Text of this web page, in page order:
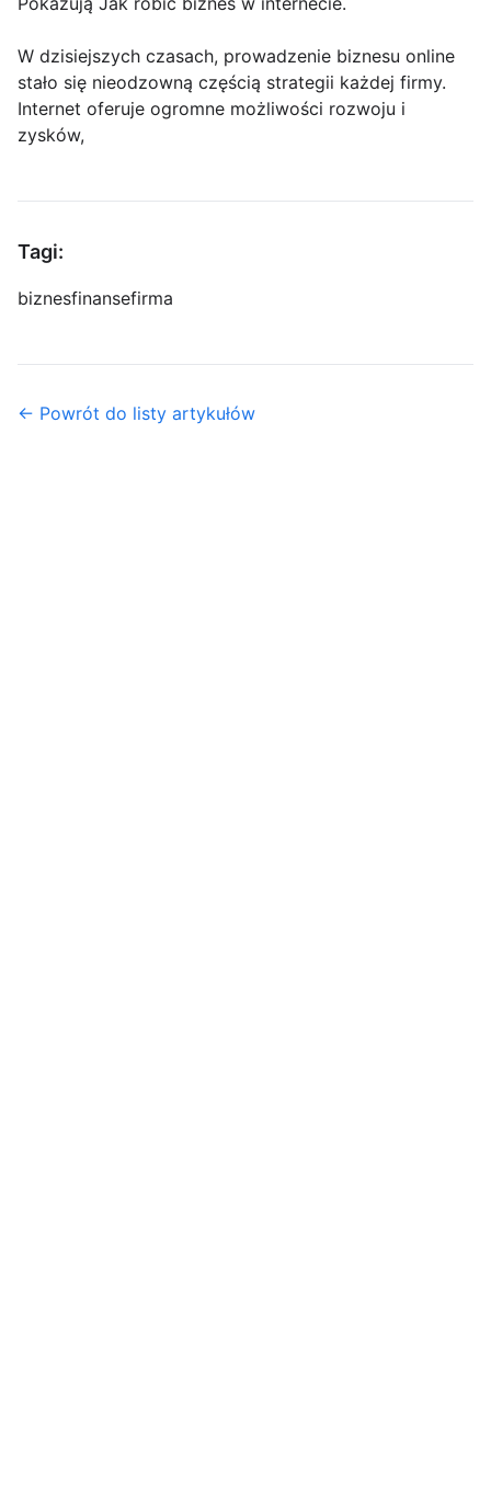
W dzisiejszych czasach, prowadzenie biznesu online
stało się nieodzowną częścią strategii każdej firmy.
Internet oferuje ogromne możliwości rozwoju i
zysków,
Tagi:
biznesfinansefirma
← Powrót do listy artykułów